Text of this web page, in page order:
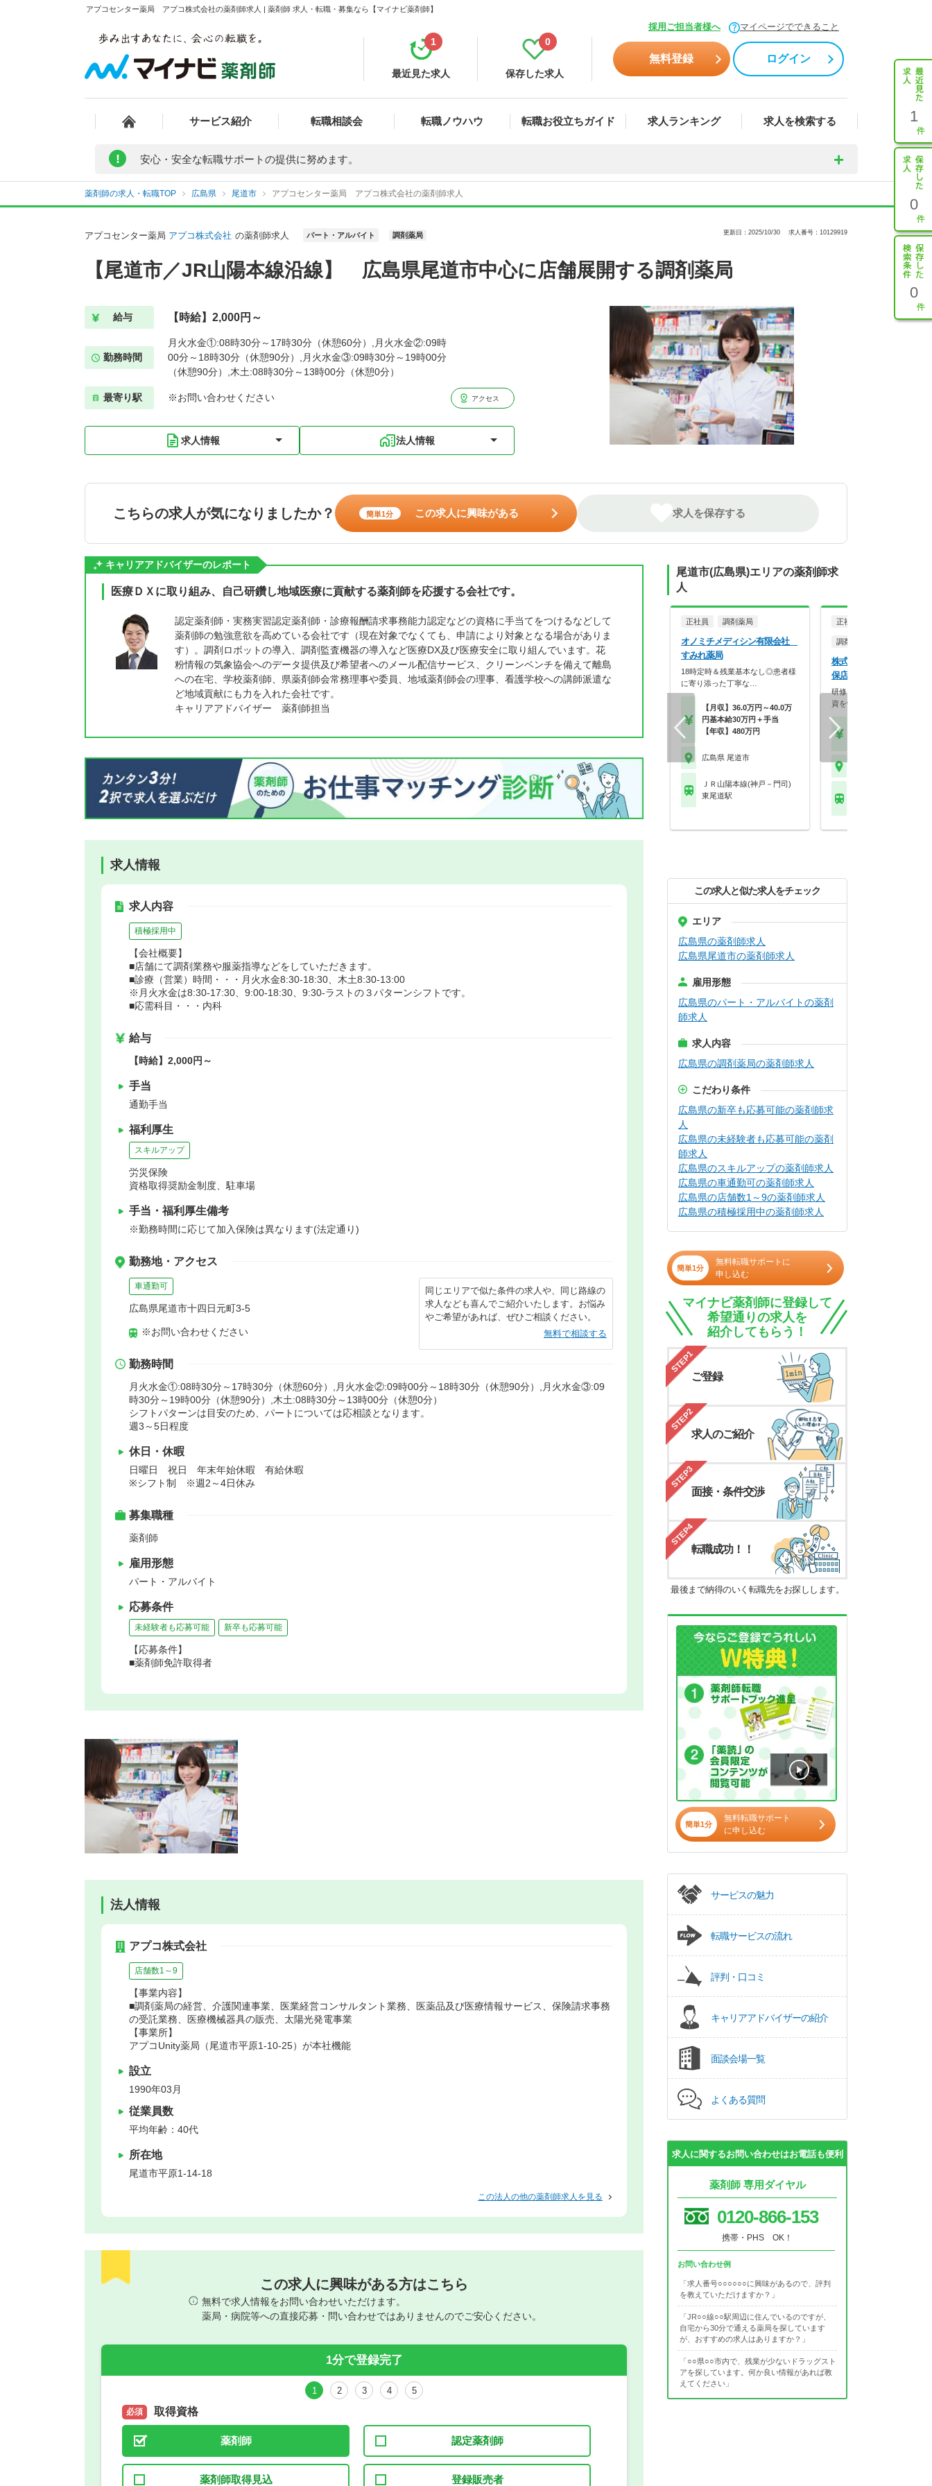
アプコセンター薬局 アプコ株式会社の薬剤師求人 | 薬剤師 求人・転職・募集なら【マイナビ薬剤師】
採用ご担当者様へ マイページでできること
最近見た求人
1
保存した求人
0
無料登録 ログイン
サービス紹介 転職相談会 転職ノウハウ 転職お役立ちガイド 求人ランキング 求人を検索する 1
0
0
! 安心・安全な転職サポートの提供に努めます。
薬剤師の求人・転職TOP 広島県 尾道市 アプコセンター薬局 アプコ株式会社の薬剤師求人
アプコセンター薬局 アプコ株式会社 の薬剤師求人 パート・アルバイト 調剤薬局 更新日：2025/10/30 求人番号：10129919
【尾道市／JR山陽本線沿線】 広島県尾道市中心に店舗展開する調剤薬局
給与 【時給】2,000円～
勤務時間
月火水金①:08時30分～17時30分（休憩60分）,月火水金②:09時
00分～18時30分（休憩90分）,月火水金③:09時30分～19時00分
（休憩90分）,木土:08時30分～13時00分（休憩0分）
最寄り駅 ※お問い合わせください アクセス
求人情報 法人情報
こちらの求人が気になりましたか？ 簡単1分 この求人に興味がある 求人を保存する
キャリアアドバイザーのレポート
医療ＤＸに取り組み、自己研鑽し地域医療に貢献する薬剤師を応援する会社です。
認定薬剤師・実務実習認定薬剤師・診療報酬請求事務能力認定などの資格に手当てをつけるなどして
薬剤師の勉強意欲を高めている会社です（現在対象でなくても、申請により対象となる場合がありま
す）。調剤ロボットの導入、調剤監査機器の導入など医療DX及び医療安全に取り組んでいます。花
粉情報の気象協会へのデータ提供及び希望者へのメール配信サービス、クリーンベンチを備えて離島
への在宅、学校薬剤師、県薬剤師会常務理事や委員、地域薬剤師会の理事、看護学校への講師派遣な
ど地域貢献にも力を入れた会社です。
キャリアアドバイザー 薬剤師担当
求人情報
求人内容
積極採用中
【会社概要】
■店舗にて調剤業務や服薬指導などをしていただきます。
■診療（営業）時間・・・月火水金8:30-18:30、木土8:30-13:00
※月火水金は8:30-17:30、9:00-18:30、9:30-ラストの３パターンシフトです。
■応需科目・・・内科
給与
【時給】2,000円～
手当
通勤手当
福利厚生
スキルアップ
労災保険
資格取得奨励金制度、駐車場
手当・福利厚生備考
※勤務時間に応じて加入保険は異なります(法定通り)
勤務地・アクセス
車通勤可
広島県尾道市十四日元町3-5
※お問い合わせください
同じエリアで似た条件の求人や、同じ路線の
求人なども喜んでご紹介いたします。お悩み
やご希望があれば、ぜひご相談ください。
無料で相談する
勤務時間
月火水金①:08時30分～17時30分（休憩60分）,月火水金②:09時00分～18時30分（休憩90分）,月火水金③:09
時30分～19時00分（休憩90分）,木土:08時30分～13時00分（休憩0分）
シフトパターンは目安のため、パートについては応相談となります。
週3～5日程度
休日・休暇
日曜日 祝日 年末年始休暇 有給休暇
※シフト制 ※週2～4日休み
募集職種
薬剤師
雇用形態
パート・アルバイト
応募条件
未経験者も応募可能 新卒も応募可能
【応募条件】
■薬剤師免許取得者
法人情報
アプコ株式会社
店舗数1～9
【事業内容】
■調剤薬局の経営、介護関連事業、医業経営コンサルタント業務、医薬品及び医療情報サービス、保険請求事務
の受託業務、医療機械器具の販売、太陽光発電事業
【事業所】
アプコUnity薬局（尾道市平原1-10-25）が本社機能
設立
1990年03月
従業員数
平均年齢：40代
所在地
尾道市平原1‐14-18
この法人の他の薬剤師求人を見る
この求人に興味がある方はこちら
無料で求人情報をお問い合わせいただけます。
薬局・病院等への直接応募・問い合わせではありませんのでご安心ください。
1分で登録完了
1 2 3 4 5
必須 取得資格
薬剤師 認定薬剤師
薬剤師取得見込 登録販売者
尾道市(広島県)エリアの薬剤師求
人
正社員 調剤薬局
オノミチメディシン有限会社
すみれ薬局
18時定時＆残業基本なし◎患者様
に寄り添った丁寧な…
【月収】36.0万円～40.0万
円基本給30万円＋手当
【年収】480万円
広島県 尾道市
ＪＲ山陽本線(神戸－門司)
東尾道駅
正社員
調剤薬局
株式会社リライアンス
保店
研修・委員会活動が充実！教
資を惜しまない成長環…
この求人と似た求人をチェック
エリア
広島県の薬剤師求人
広島県尾道市の薬剤師求人
雇用形態
広島県のパート・アルバイトの薬剤
師求人
求人内容
広島県の調剤薬局の薬剤師求人
こだわり条件
広島県の新卒も応募可能の薬剤師求
人
広島県の未経験者も応募可能の薬剤
師求人
広島県のスキルアップの薬剤師求人
広島県の車通勤可の薬剤師求人
広島県の店舗数1～9の薬剤師求人
広島県の積極採用中の薬剤師求人
簡単1分
無料転職サポートに
申し込む
マイナビ薬剤師に登録して
希望通りの求人を
紹介してもらう！
STEP1
ご登録
STEP2
求人のご紹介
STEP3
面接・条件交渉
STEP4
転職成功！！
最後まで納得のいく転職先をお探しします。
簡単1分
無料転職サポート
に申し込む
サービスの魅力
転職サービスの流れ
評判・口コミ
キャリアアドバイザーの紹介
面談会場一覧
よくある質問
求人に関するお問い合わせはお電話も便利
薬剤師 専用ダイヤル
0120-866-153
携帯・PHS OK！
お問い合わせ例
「求人番号○○○○○○に興味があるので、評判
を教えていただけますか？」
「JR○○線○○駅周辺に住んでいるのですが、
自宅から30分で通える薬局を探しています
が、おすすめの求人はありますか？」
「○○県○○市内で、残業が少ないドラッグスト
アを探しています。何か良い情報があれば教
えてください」